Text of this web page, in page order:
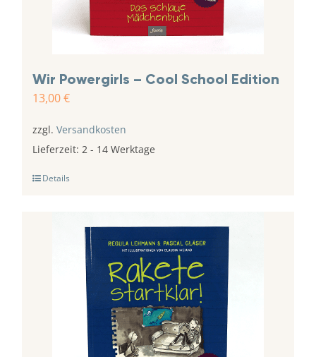
Wir Powergirls – Cool School Edition
13,00€
zzgl. Versandkosten
Lieferzeit: 2 - 14 Werktage
Details